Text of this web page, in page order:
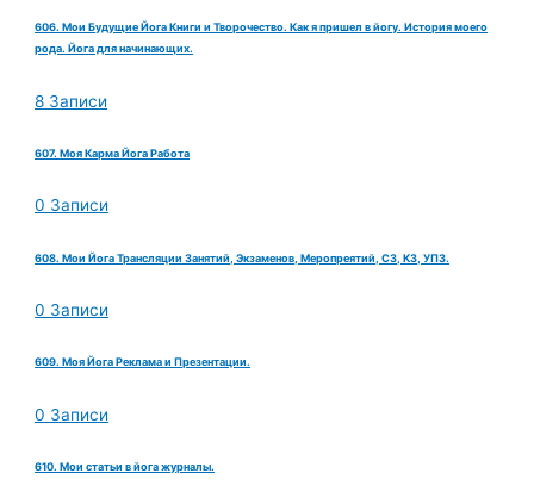
606. Мои Будущие Йога Книги и Творочество. Как я пришел в йогу. История моего
рода. Йога для начинающих.
8 Записи
607. Моя Карма Йога Работа
0 Записи
608. Мои Йога Трансляции Занятий, Экзаменов, Меропреятий, СЗ, КЗ, УПЗ.
0 Записи
609. Моя Йога Реклама и Презентации.
0 Записи
610. Мои статьи в йога журналы.